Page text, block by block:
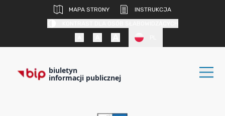
MAPA STRONY
INSTRUKCJA
biuletyn
informacji publicznej